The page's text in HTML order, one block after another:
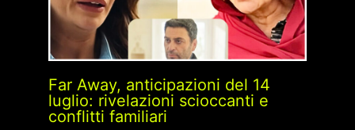
Far Away, anticipazioni del 14
luglio: rivelazioni scioccanti e
conflitti familiari